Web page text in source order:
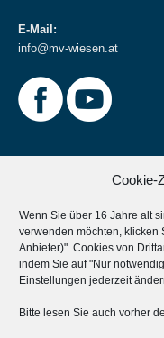
Cookie-
Wenn Sie über 16 Jahre alt
verwenden möchten, klicken
Anbieter)". Cookies von
indem Sie auf "Nur
Einstellungen jederzeit
Bitte lesen Sie auch vorher
E-Mail:
info@mv-wiesen.at
Weitere
Musikverein